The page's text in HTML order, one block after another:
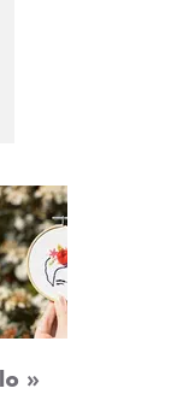
»